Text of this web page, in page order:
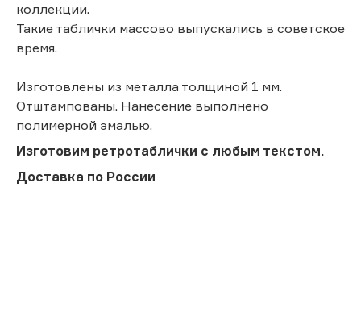
коллекции.
Такие таблички массово выпускались в советское
время.
Изготовлены из металла толщиной 1 мм.
Отштампованы. Нанесение выполнено
полимерной эмалью.
Изготовим ретротаблички с любым текстом.
Доставка по России